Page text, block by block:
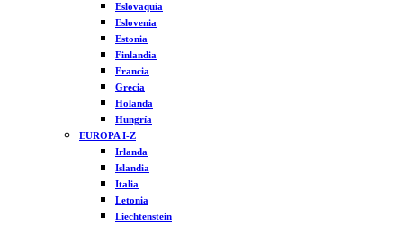
Eslovaquia
Eslovenia
Estonia
Finlandia
Francia
Grecia
Holanda
Hungría
EUROPA I-Z
Irlanda
Islandia
Italia
Letonia
Liechtenstein